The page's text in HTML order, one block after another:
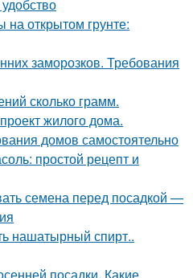
на открытом грунте:
заморозков. Требования
сколько грамм.
жилого дома.
домов самостоятельно
простой рецепт и
семена перед посадкой —
нашатырный спирт..